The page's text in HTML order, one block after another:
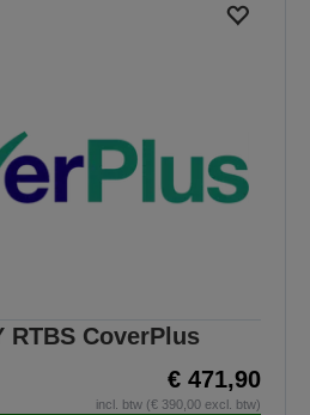
RTBS CoverPlus
€ 471,90
incl. btw (€ 390,00 excl. btw)